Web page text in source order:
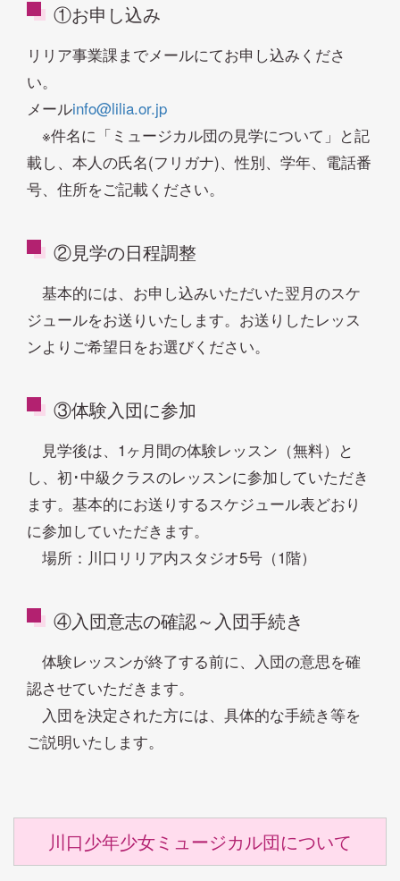
①お申し込み
リリア事業課までメールにてお申し込みくださ
い。
メールinfo@lilia.or.jp
※件名に「ミュージカル団の見学について」と記
載し、本人の氏名(フリガナ)、性別、学年、電話番
号、住所をご記載ください。
②見学の日程調整
基本的には、お申し込みいただいた翌月のスケ
ジュールをお送りいたします。お送りしたレッス
ンよりご希望日をお選びください。
③体験入団に参加
見学後は、1ヶ月間の体験レッスン（無料）と
し、初･中級クラスのレッスンに参加していただき
ます。基本的にお送りするスケジュール表どおり
に参加していただきます。
場所：川口リリア内スタジオ5号（1階）
④入団意志の確認～入団手続き
体験レッスンが終了する前に、入団の意思を確
認させていただきます。
入団を決定された方には、具体的な手続き等を
ご説明いたします。
川口少年少女ミュージカル団について